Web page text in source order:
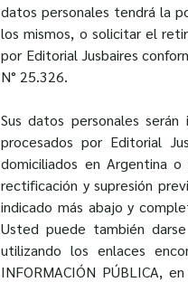
datos personales tendrá la
los mismos, o solicitar el
por Editorial Jusbaires
N° 25.326.
Sus datos personales
procesados por Editorial
domiciliados en Argentina
rectificación y supresión
indicado más abajo y
Usted puede también
utilizando los enlaces
INFORMACIÓN PÚBLICA,